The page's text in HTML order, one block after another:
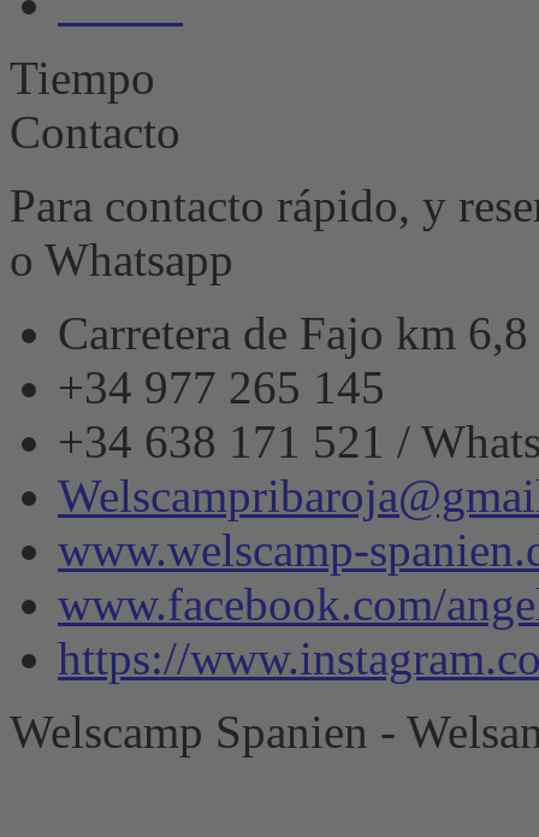
Platform
eRecht24
Tiempo
Contacto
Para contacto rápido, y
o Whatsapp
Carretera de Fajo km
+34 977 265 145
+34 638 171 521 /
www.welscamp-
www.facebook.com/
https://
Welscamp Spanien -